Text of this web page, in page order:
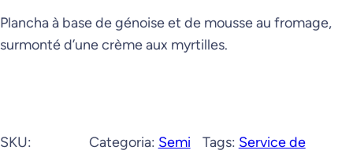
Plancha à base de génoise et de mousse au fromage,
surmonté d’une crème aux myrtilles.
SKU:
Categoria: Semi
Tags: Service de